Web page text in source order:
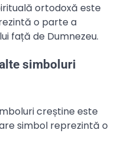
ortodoxă este
o parte a
față de Dumnezeu.
simboluri
creștine este
simbol reprezintă o